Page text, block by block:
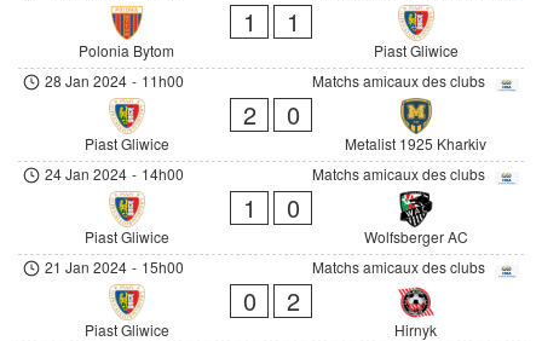
Polonia Bytom
1 1
Piast Gliwice
Matchs amicaux des clubs
28 Jan 2024 - 11h00
Piast Gliwice
2 0
Metalist 1925 Kharkiv
Matchs amicaux des clubs
24 Jan 2024 - 14h00
Piast Gliwice
1 0
Wolfsberger AC
Matchs amicaux des clubs
21 Jan 2024 - 15h00
Piast Gliwice
0 2
Hirnyk